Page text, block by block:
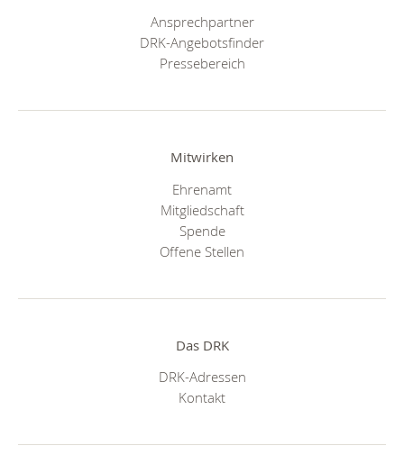
Ansprechpartner
DRK-Angebotsfinder
Pressebereich
Mitwirken
Ehrenamt
Mitgliedschaft
Spende
Offene Stellen
Das DRK
DRK-Adressen
Kontakt